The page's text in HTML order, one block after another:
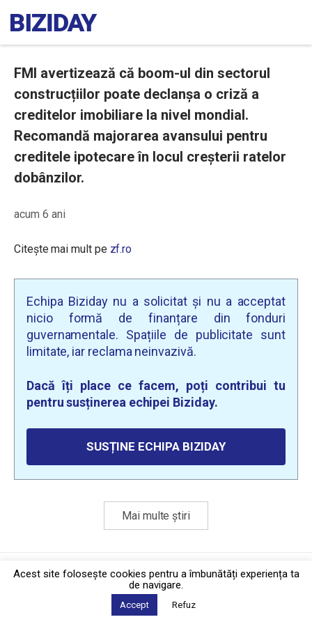
FMI avertizează că boom-ul din sectorul
construcțiilor poate declanșa o criză a
creditelor imobiliare la nivel mondial.
Recomandă majorarea avansului pentru
creditele ipotecare în locul creșterii ratelor
dobânzilor.
acum 6 ani
Citește mai mult pe zf.ro
Echipa Biziday nu a solicitat și nu a acceptat
nicio formă de finanțare din fonduri
guvernamentale. Spațiile de publicitate sunt
limitate, iar reclama neinvazivă.
Dacă îți place ce facem, poți contribui tu
pentru susținerea echipei Biziday.
SUSȚINE ECHIPA BIZIDAY
Mai multe știri
Politica de confidențialitate·Contact
2026 © Biziday
Acest site foloseşte cookies pentru a îmbunătăți experiența ta
de navigare.
Accept Refuz